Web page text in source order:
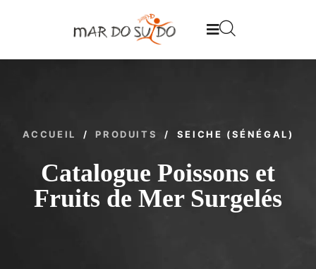
ACCUEIL / PRODUITS / SEICHE (SÉNÉGAL)
Catalogue Poissons et
Fruits de Mer Surgelés